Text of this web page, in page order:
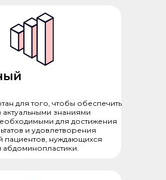
для того, чтобы обеспечить
актуальными знаниями
для достижения
и удовлетворения
пациентов, нуждающихся